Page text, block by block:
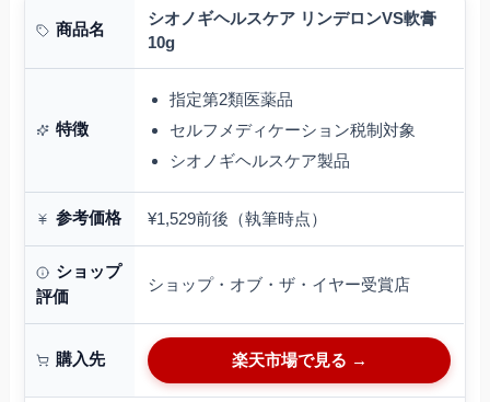
商品名
シオノギヘルスケア リンデロンVS軟膏
10g
特徴
指定第2類医薬品
セルフメディケーション税制対象
シオノギヘルスケア製品
参考価格 ¥1,529前後（執筆時点）
ショップ
評価
ショップ・オブ・ザ・イヤー受賞店
購入先 楽天市場で見る →